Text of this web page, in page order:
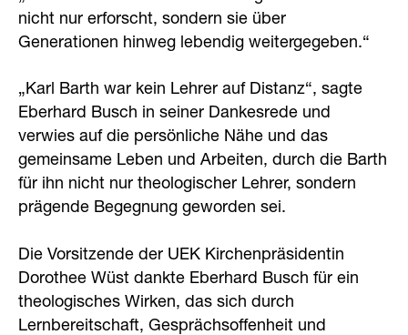
nicht nur erforscht, sondern sie über
Generationen hinweg lebendig weitergegeben.“
„Karl Barth war kein Lehrer auf Distanz“, sagte
Eberhard Busch in seiner Dankesrede und
verwies auf die persönliche Nähe und das
gemeinsame Leben und Arbeiten, durch die Barth
für ihn nicht nur theologischer Lehrer, sondern
prägende Begegnung geworden sei.
Die Vorsitzende der UEK Kirchenpräsidentin
Dorothee Wüst dankte Eberhard Busch für ein
theologisches Wirken, das sich durch
Lernbereitschaft, Gesprächsoffenheit und